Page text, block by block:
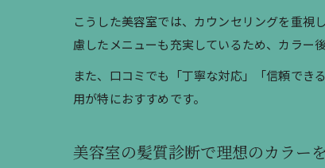
こうした美容室では、カウンセリングを重視
慮したメニューも充実しているため、カラー
また、口コミでも「丁寧な対応」「信頼でき
用が特におすすめです。
美容室の髪質診断で理想のカラー